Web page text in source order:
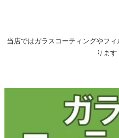
当店ではガラスコーティングやフ
ります